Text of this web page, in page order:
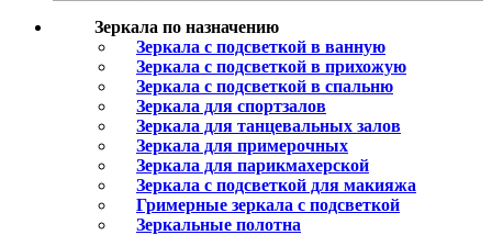
Зеркала по назначению
Зеркала с подсветкой в ванную
Зеркала с подсветкой в прихожую
Зеркала с подсветкой в спальню
Зеркала для спортзалов
Зеркала для танцевальных залов
Зеркала для примерочных
Зеркала для парикмахерской
Зеркала с подсветкой для макияжа
Гримерные зеркала с подсветкой
Зеркальные полотна